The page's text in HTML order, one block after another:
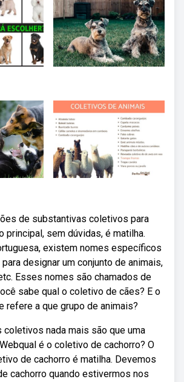
de substantivas coletivos para
principal, sem dúvidas, é matilha.
existem nomes específicos
designar um conjunto de animais,
Esses nomes são chamados de
sabe qual o coletivo de cães? E o
refere a que grupo de animais?
nada mais são que uma
é o coletivo de cachorro? O
de cachorro é matilha. Devemos
cachorro quando estivermos nos